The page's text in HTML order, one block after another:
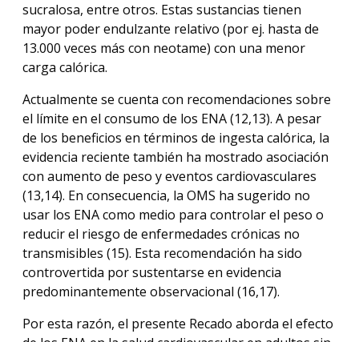
sucralosa, entre otros. Estas sustancias tienen
mayor poder endulzante relativo (por ej. hasta de
13.000 veces más con neotame) con una menor
carga calórica.
Actualmente se cuenta con recomendaciones sobre
el límite en el consumo de los ENA (12,13). A pesar
de los beneficios en términos de ingesta calórica, la
evidencia reciente también ha mostrado asociación
con aumento de peso y eventos cardiovasculares
(13,14). En consecuencia, la OMS ha sugerido no
usar los ENA como medio para controlar el peso o
reducir el riesgo de enfermedades crónicas no
transmisibles (15). Esta recomendación ha sido
controvertida por sustentarse en evidencia
predominantemente observacional (16,17).
Por esta razón, el presente Recado aborda el efecto